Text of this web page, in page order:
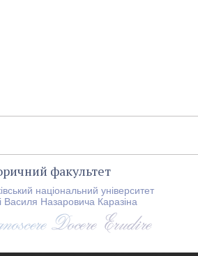
факультет
національний університет
Василя Назаровича Каразіна